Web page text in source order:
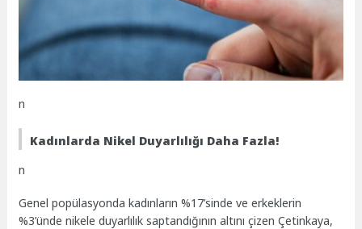
n
Kadınlarda Nikel Duyarlılığı Daha Fazla!
n
Genel popülasyonda kadınların %17’sinde ve erkeklerin
%3’ünde nikele duyarlılık saptandığının altını çizen Çetinkaya,